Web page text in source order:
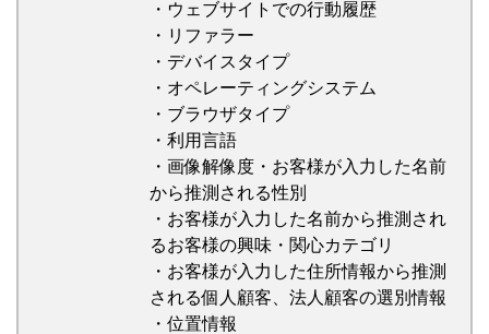
・ウェブサイトでの行動履歴
・リファラー
・デバイスタイプ
・オペレーティングシステム
・ブラウザタイプ
・利用言語
・画像解像度・お客様が入力した名前
から推測される性別
・お客様が入力した名前から推測され
るお客様の興味・関心カテゴリ
・お客様が入力した住所情報から推測
される個人顧客、法人顧客の選別情報
・位置情報